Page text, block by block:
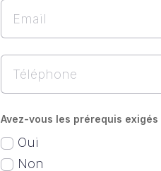
Avez-vous les prérequis
Oui
Non